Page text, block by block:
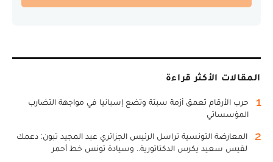
المقالات الأكثر قراءة
1
حرب الأرقام تعمق أزمة سبتة وتضع إسبانيا في مواجهة التضارب
المؤسساتي
2
المعارضة التونسية تراسل الرئيس الجزائري عبد المجيد تبون: دعمك
لقيس سعيد يكرس الدكتاتورية.. وسيادة تونس خط أحمر